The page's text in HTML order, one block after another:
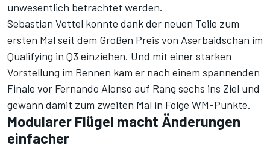
unwesentlich betrachtet werden.
Sebastian Vettel konnte dank der neuen Teile zum
ersten Mal seit dem Großen Preis von Aserbaidschan im
Qualifying in Q3 einziehen. Und mit einer starken
Vorstellung im Rennen kam er nach einem spannenden
Finale vor Fernando Alonso auf Rang sechs ins Ziel und
gewann damit zum zweiten Mal in Folge WM-Punkte.
Modularer Flügel macht Änderungen
einfacher